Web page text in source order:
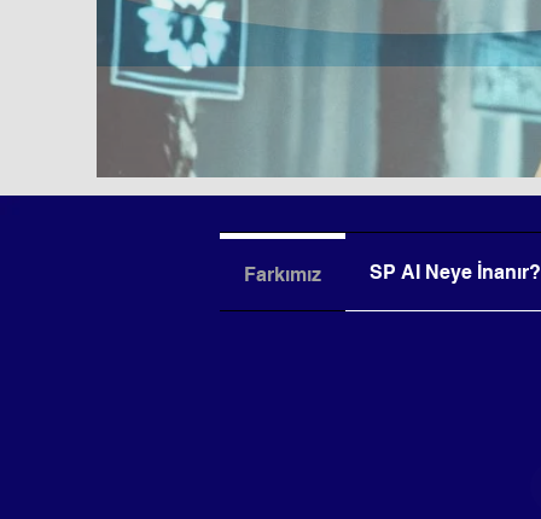
Farkımız SP AI Neye İnanır?